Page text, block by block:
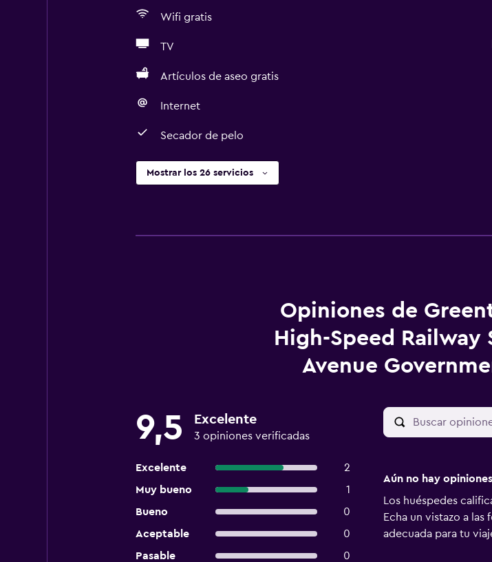
Wifi gratis
TV
Artículos de aseo gratis
Internet
Secador de pelo
Mostrar los 26 servicios
Opiniones de
High-Speed Railway
Avenue
9,5 Excelente
3 opiniones verificadas
Excelente
2
Muy bueno
1
Bueno
0
Aceptable
0
Pasable
0
Aún no hay opiniones
Los huéspedes
Echa un vistazo a
adecuada para tu